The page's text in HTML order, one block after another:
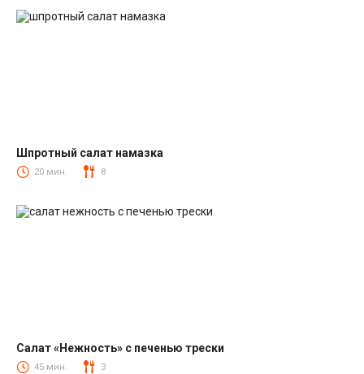
Салаты со шпротами
Шпротный салат намазка
20 мин. 8
Салаты из печени трески
Салат «Нежность» с печенью трески
45 мин. 3